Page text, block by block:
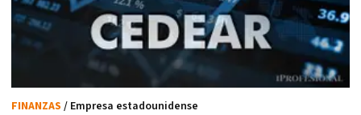
FINANZAS / Empresa estadounidense